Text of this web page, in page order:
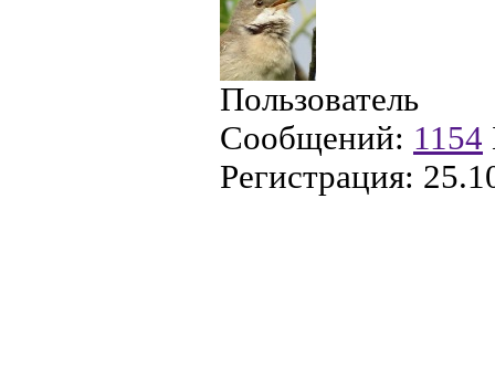
Пользователь
Сообщений: 1154
Регистрация: